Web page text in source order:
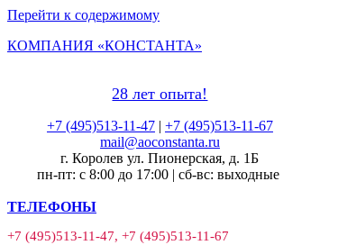
Перейти к содержимому
КОМПАНИЯ «КОНСТАНТА»
28 лет опыта!
+7 (495)513-11-47| +7 (495)513-11-67
mail@aoconstanta.ru
г. Королев ул. Пионерская, д. 1Б
пн-пт: с 8:00 до 17:00 | сб-вс: выходные
ТЕЛЕФОНЫ
+7 (495)513-11-47, +7 (495)513-11-67